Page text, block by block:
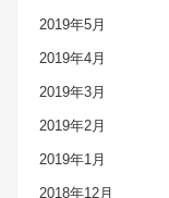
2019年5月
2019年4月
2019年3月
2019年2月
2019年1月
2018年12月